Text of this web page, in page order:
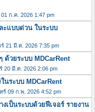
ก.ค. 2026 1:47 pm
ะแบบด่วน ในระบบ
ร์ 21 มี.ค. 2026 7:35 pm
ด้วยระบบ MDCarRent
20 มี.ค. 2026 2:06 pm
นระบบ MDCarRent
ร์ 09 ก.พ. 2026 4:52 pm
เป็นระบบด้วยฟีเจอร์ รายงาน